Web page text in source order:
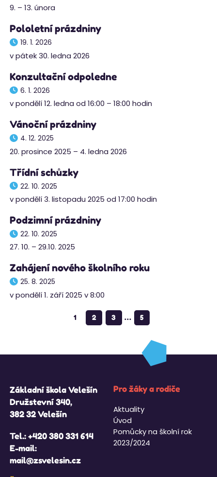
9. – 13. února
Pololetní prázdniny
19. 1. 2026
v pátek 30. ledna 2026
Konzultační odpoledne
6. 1. 2026
v pondělí 12. ledna od 16:00 – 18:00 hodin
Vánoční prázdniny
4. 12. 2025
20. prosince 2025 – 4. ledna 2026
Třídní schůzky
22. 10. 2025
v pondělí 3. listopadu 2025 od 17:00 hodin
Podzimní prázdniny
22. 10. 2025
27. 10. – 29.10. 2025
Zahájení nového školního roku
25. 8. 2025
v pondělí 1. září 2025 v 8:00
1 2 3 … 5
Základní škola Velešín
Družstevní 340,
382 32 Velešín
Tel.:+420 380 331 614
E-mail:
mail@zsvelesin.cz
Pro žáky a rodiče
Aktuality
Úvod
Pomůcky na školní rok
2023/2024